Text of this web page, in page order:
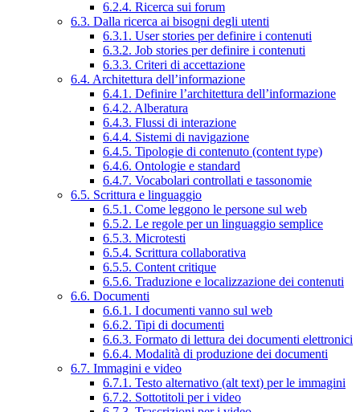
6.2.4. Ricerca sui forum
6.3. Dalla ricerca ai bisogni degli utenti
6.3.1. User stories per definire i contenuti
6.3.2. Job stories per definire i contenuti
6.3.3. Criteri di accettazione
6.4. Architettura dell’informazione
6.4.1. Definire l’architettura dell’informazione
6.4.2. Alberatura
6.4.3. Flussi di interazione
6.4.4. Sistemi di navigazione
6.4.5. Tipologie di contenuto (content type)
6.4.6. Ontologie e standard
6.4.7. Vocabolari controllati e tassonomie
6.5. Scrittura e linguaggio
6.5.1. Come leggono le persone sul web
6.5.2. Le regole per un linguaggio semplice
6.5.3. Microtesti
6.5.4. Scrittura collaborativa
6.5.5. Content critique
6.5.6. Traduzione e localizzazione dei contenuti
6.6. Documenti
6.6.1. I documenti vanno sul web
6.6.2. Tipi di documenti
6.6.3. Formato di lettura dei documenti elettronici
6.6.4. Modalità di produzione dei documenti
6.7. Immagini e video
6.7.1. Testo alternativo (alt text) per le immagini
6.7.2. Sottotitoli per i video